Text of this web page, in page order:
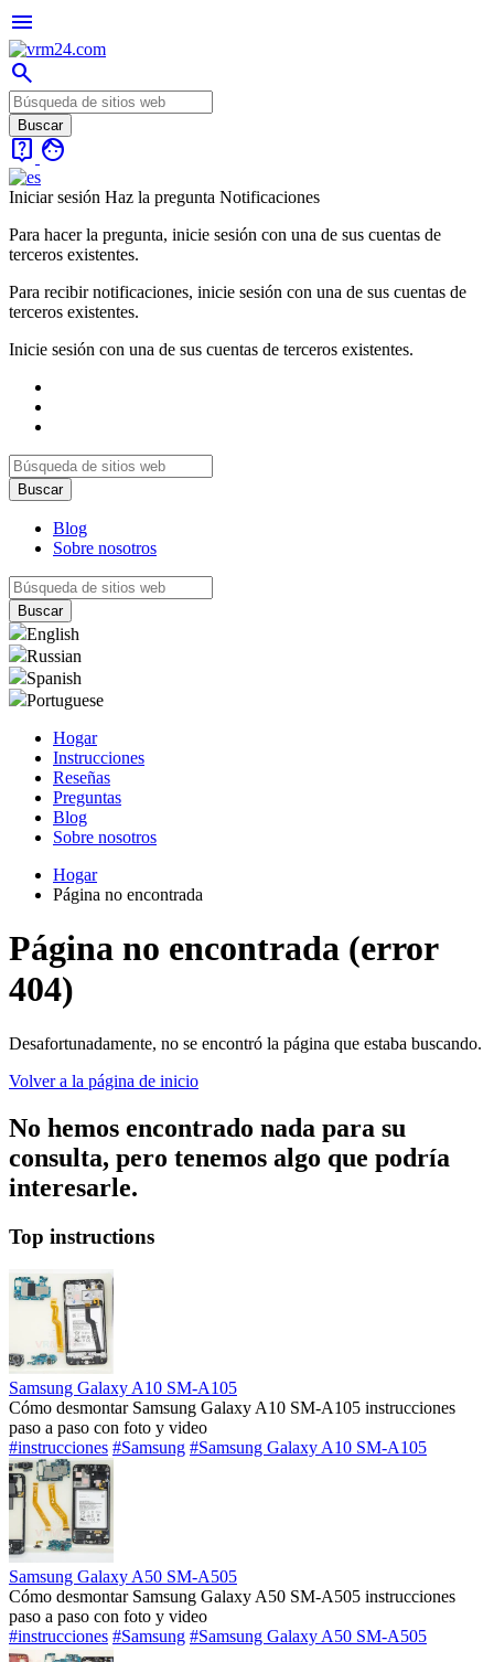
menu
search
live_help face
Iniciar sesión Haz la pregunta Notificaciones
Para hacer la pregunta, inicie sesión con una de sus cuentas de
terceros existentes.
Para recibir notificaciones, inicie sesión con una de sus cuentas de
terceros existentes.
Inicie sesión con una de sus cuentas de terceros existentes.
Blog
Sobre nosotros
English
Russian
Spanish
Portuguese
Hogar
Instrucciones
Reseñas
Preguntas
Blog
Sobre nosotros
Hogar
Página no encontrada
Página no encontrada (error
404)
Desafortunadamente, no se encontró la página que estaba buscando.
Volver a la página de inicio
No hemos encontrado nada para su
consulta, pero tenemos algo que podría
interesarle.
Top instructions
Samsung Galaxy A10 SM-A105
Cómo desmontar Samsung Galaxy A10 SM-A105 instrucciones
paso a paso con foto y video
#instrucciones #Samsung #Samsung Galaxy A10 SM-A105
Samsung Galaxy A50 SM-A505
Cómo desmontar Samsung Galaxy A50 SM-A505 instrucciones
paso a paso con foto y video
#instrucciones #Samsung #Samsung Galaxy A50 SM-A505